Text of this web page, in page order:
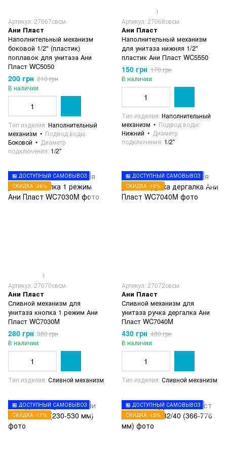
Артикул: 27067свсм
Ани Пласт
Наполнительный механизм
боковой 1/2" (пластик)
поплавок для унитаза Ани
Пласт WC5050
200 грн 210 грн
В наличии
Тип изделия Наполнительный
механизм
Подвод воды
Боковой
Диаметр
подключения 1/2"
1
Артикул: 27068свсм
Ани Пласт
Наполнительный механизм
для унитаза нижняя 1/2"
пластик Ани Пласт WC5550
150 грн 170 грн
В наличии
Тип изделия Наполнительный
механизм
Подвод воды
Нижний
Диаметр
подключения 1/2"
🏪 ДОСТУПНЫЙ САМОВЫВОЗ
СКИДКА -26%
1
Артикул: 27070свсм
Ани Пласт
Сливной механизм для
унитаза кнопка 1 режим Ани
Пласт WC7030M
280 грн 380 грн
В наличии
Тип изделия Сливной механизм
🏪 ДОСТУПНЫЙ САМОВЫВОЗ
СКИДКА -10%
Артикул: 27072свсм
Ани Пласт
Сливной механизм для
унитаза ручка дергалка Ани
Пласт WC7040M
430 грн 480 грн
В наличии
Тип изделия Сливной механизм
🏪 ДОСТУПНЫЙ САМОВЫВОЗ
СКИДКА -17%
🏪 ДОСТУПНЫЙ САМОВЫВОЗ
СКИДКА -15%